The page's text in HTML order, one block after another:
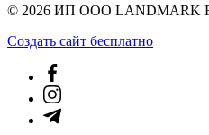
© 2026 ИП ООО LANDMARK
Создать cайт бесплатно